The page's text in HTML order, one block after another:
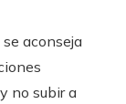
se aconseja
no subir a